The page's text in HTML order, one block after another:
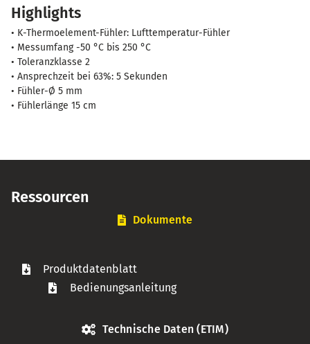
Menge
Highlights
• K-Thermoelement-Fühler: Lufttemperatur-Fühler
• Messumfang -50 °C bis 250 °C
• Toleranzklasse 2
• Ansprechzeit bei 63%: 5 Sekunden
• Fühler-Ø 5 mm
• Fühlerlänge 15 cm
Ressourcen
Dokumente
Produktdatenblatt
Bedienungsanleitung
Technische Daten (ETIM)